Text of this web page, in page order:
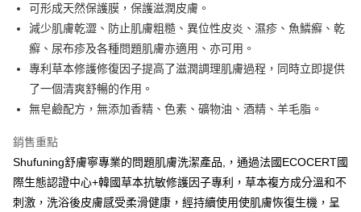
玉山商業銀行
星展（台灣）商業銀行
台新國際商業銀行
中國信託商業銀行
台灣樂天信用卡公司
Google Pay
大哥付你分期
相關說明
1.本服務由台灣大哥大提供，台灣大哥大用戶可立即使用無須另外申請。
2.付款方式選擇「大哥付你分期」，訂單成立後會自動跳轉到大哥付的交易
流程，驗證手機門號後，選擇欲分期的期數、繳款截止日，確認付款後即完
成交易。
3.實際核准額度、可分期數及費用金額請依後續交易確認頁面所載為準。
AFTEE先享後付
相關說明
【關於「AFTEE先享後付」】
AFTEE先享後付是「在收到商品之後才付款」的支付方式。 讓您購物簡單
便利好安心！
ATM付款
可形成天然保護膜，保護滋潤皮膚。
減少肌膚乾澀、防止肌膚粗糙、異位性皮炎、濕疹、魚鱗癬、乾
癬、尿布疹及各種問題肌膚亦適用、亦可用。
專利草本修護修復因子提高了滋潤調理肌膚過程，同時立即提供
了一個清爽舒暢的作用。
無皂鹼配方，無添加香精、色素、礦物油、酒精、羊毛脂。
銷售重點
Shufuning舒膚寧專業的問題肌膚洗潔產品,，通過法國ECOCERT國
際生態認證中心+韓國草本抗敏修護因子專利，草本複方成分溫和不
刺激，洗浴後皮膚感受柔滑健康，經持續使用使肌膚恢復生機，呈